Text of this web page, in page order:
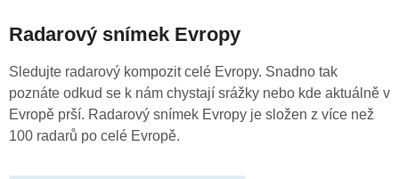
Radarový snímek Evropy
Sledujte radarový kompozit celé Evropy. Snadno tak
poznáte odkud se k nám chystají srážky nebo kde aktuálně v
Evropě prší. Radarový snímek Evropy je složen z více než
100 radarů po celé Evropě.